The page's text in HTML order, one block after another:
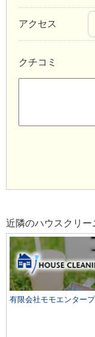
アクセス
クチコミ
近隣のハウスクリー
有限会社モモエンター